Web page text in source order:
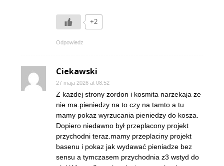
+2
Odpowiedz
Ciekawski
27 maja 2026 at 08:52
Z kazdej strony zordon i kosmita narzekaja ze
nie ma.pieniedzy na to czy na tamto a tu
mamy pokaz wyrzucania pieniedzy do kosza.
Dopiero niedawno był przeplacony projekt
przychodni teraz.mamy przeplaciny projekt
basenu i pokaz jak wydawać pieniadze bez
sensu a tymczasem przychodnia z3 wstyd do